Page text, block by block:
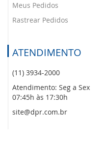
Meus Pedidos
Rastrear Pedidos
ATENDIMENTO
(11) 3934-2000
Atendimento: Seg a Sex
07:45h às 17:30h
site@dpr.com.br